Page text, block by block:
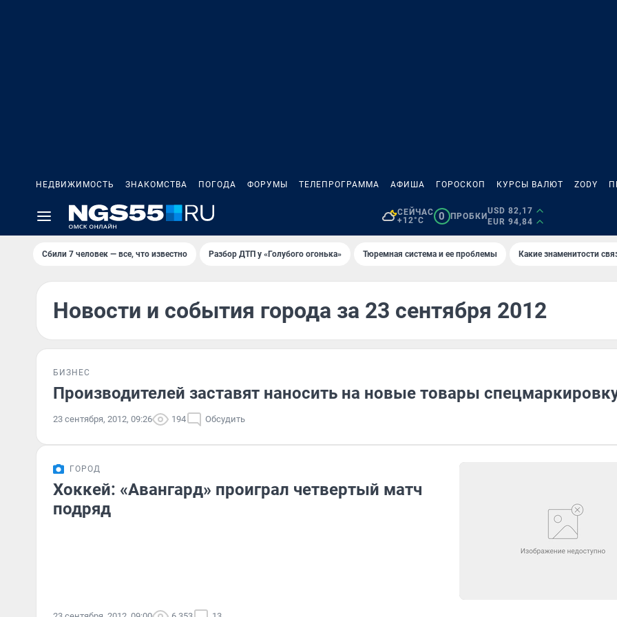
НЕДВИЖИМОСТЬ ЗНАКОМСТВА ПОГОДА ФОРУМЫ ТЕЛЕПРОГРАММА АФИША ГОРОСКОП КУРСЫ ВАЛЮТ ZODY
СЕЙЧАС
+12°C
0 ПРОБКИ
USD 82,17
EUR 94,84
Сбили 7 человек — все, что известно Разбор ДТП у «Голубого огонька» Тюремная система и ее проблемы Какие знаменитости
Новости и события города за 23 сентября 2012
БИЗНЕС
Производителей заставят наносить на новые товары
23 сентября, 2012, 09:26 194 Обсудить
ГОРОД
Хоккей: «Авангард» проиграл четвертый матч
подряд